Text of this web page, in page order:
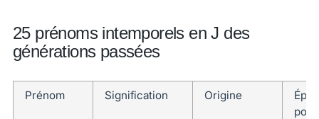
25 prénoms intemporels en J des
générations passées
Prénom Signification Origine